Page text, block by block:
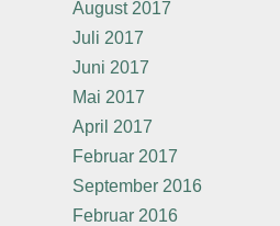
August 2017
Juli 2017
Juni 2017
Mai 2017
April 2017
Februar 2017
September 2016
Februar 2016